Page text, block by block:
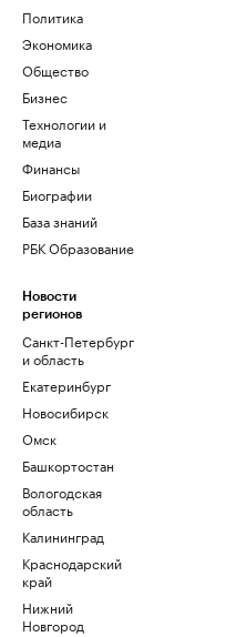
Политика
Экономика
Общество
Бизнес
Технологии и
медиа
Финансы
Биографии
База знаний
РБК Образование
Новости
регионов
Санкт-Петербург
и область
Екатеринбург
Новосибирск
Омск
Башкортостан
Вологодская
область
Калининград
Краснодарский
край
Нижний
Новгород